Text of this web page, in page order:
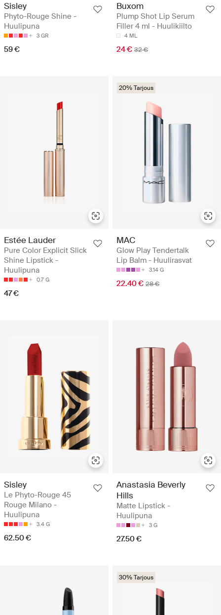
Sisley
Phyto-Rouge Shine -
Huulipuna
3 GR
59 €
Buxom
Plump Shot Lip Serum
Filler 4 ml - Huulikiilto
4 ML
24 € 32 €
Estée Lauder
Pure Color Explicit Slick
Shine Lipstick -
Huulipuna
0.7 G
47 €
20% Tarjous
MAC
Glow Play Tendertalk
Lip Balm - Huulirasvat
3.14 G
22.40 € 28 €
Sisley
Le Phyto-Rouge 45
Rouge Milano -
Huulipuna
3.4 G
62.50 €
Anastasia Beverly
Hills
Matte Lipstick -
Huulipuna
3 G
27.50 €
30% Tarjous